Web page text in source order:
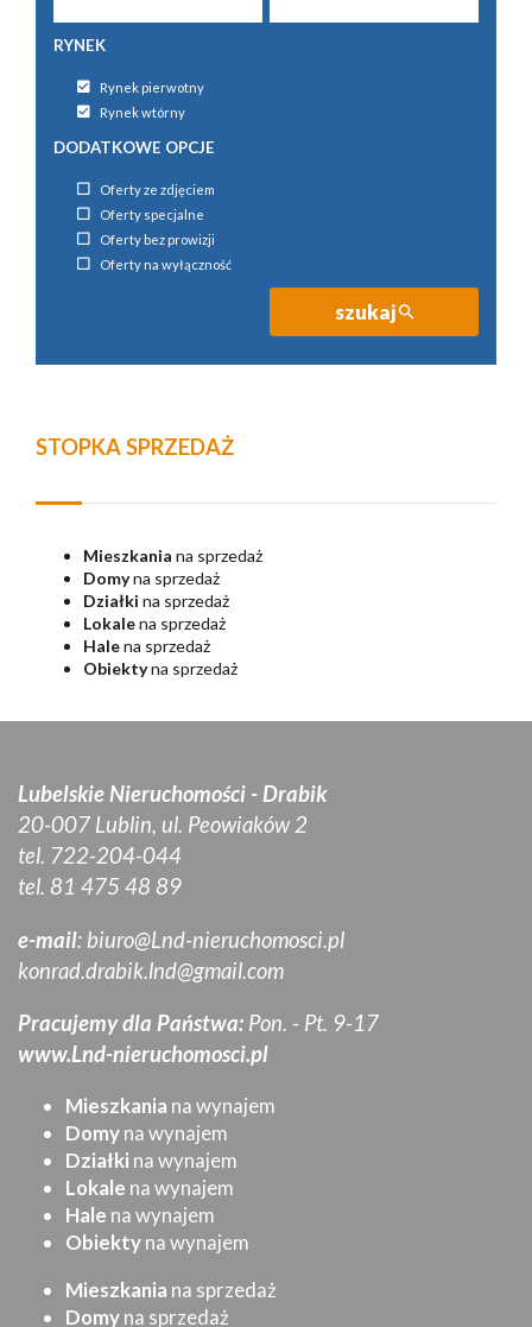
RYNEK
Rynek pierwotny
Rynek wtórny
DODATKOWE OPCJE
Oferty ze zdjęciem
Oferty specjalne
Oferty bez prowizji
Oferty na wyłączność
szukaj
STOPKA SPRZEDAŻ
Mieszkania na sprzedaż
Domyna sprzedaż
Działki na sprzedaż
Lokalena sprzedaż
Halena sprzedaż
Obiektyna sprzedaż
Lubelskie Nieruchomości - Drabik
20-007 Lublin, ul. Peowiaków 2
tel. 722-204-044
tel. 81 475 48 89
e-mail: biuro@Lnd-nieruchomosci.pl
konrad.drabik.lnd@gmail.com
Pracujemy dla Państwa: Pon. - Pt. 9-17
www.Lnd-nieruchomosci.pl
Mieszkania na wynajem
Domyna wynajem
Działki na wynajem
Lokale na wynajem
Hale na wynajem
Obiektyna wynajem
Mieszkania na sprzedaż
Domyna sprzedaż